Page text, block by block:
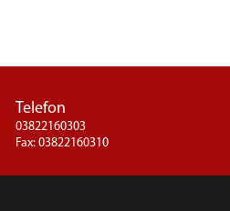
Telefon
03822160303
Fax: 03822160310